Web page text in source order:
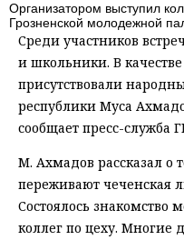
Организатором выступил
Грозненской молодежной
Среди участников
и школьники. В
присутствовали
республики Муса
сообщает пресс-служба
М. Ахмадов рассказал о
переживают чеченская
Состоялось знакомство
коллег по цеху. Многие